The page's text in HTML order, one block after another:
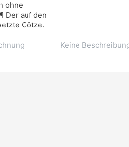
ohne
Der auf den
Götze.
Keine